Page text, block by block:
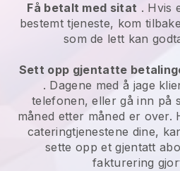
Få betalt med sitat . Hvis
bestemt tjeneste, kom
som de lett kan
Sett opp gjentatte
. Dagene med å jage
telefonen, eller gå inn på
måned etter måned er over.
cateringtjenestene dine,
sette opp et gjentatt
fakturering